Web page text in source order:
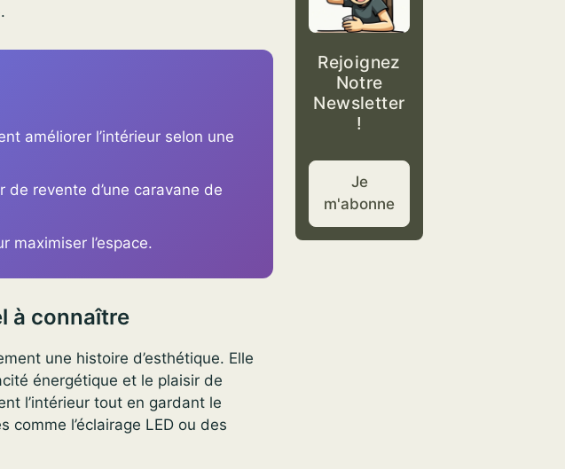
améliorer l’intérieur selon une
revente d’une caravane de
maximiser l’espace.
à connaître
une histoire d’esthétique. Elle
énergétique et le plaisir de
l’intérieur tout en gardant le
comme l’éclairage LED ou des
Rejoignez
Notre
Newsletter
!
Je
m'abonne